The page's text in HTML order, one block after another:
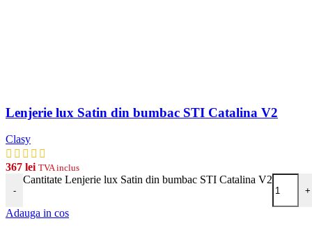
Lenjerie lux Satin din bumbac STI Catalina V2
Clasy
367 lei TVA inclus
-
Cantitate Lenjerie lux Satin din bumbac STI Catalina V2
+
Adauga in cos